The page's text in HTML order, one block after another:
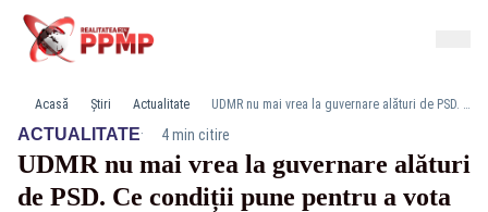
Acasă Știri Actualitate UDMR nu mai vrea la guvernare alături de PSD. Ce condiții pune pentru a vota un eventual Cabinetul Tomac (SURSE)
ACTUALITATE· 4 min citire
UDMR nu mai vrea la guvernare alături
de PSD. Ce condiții pune pentru a vota